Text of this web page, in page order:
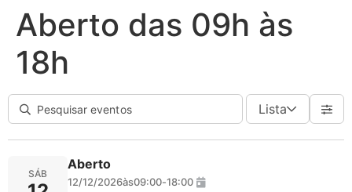
Aberto das 09h às
18h
Lista
SÁB
Aberto
12/12/2026às09:00-18:00